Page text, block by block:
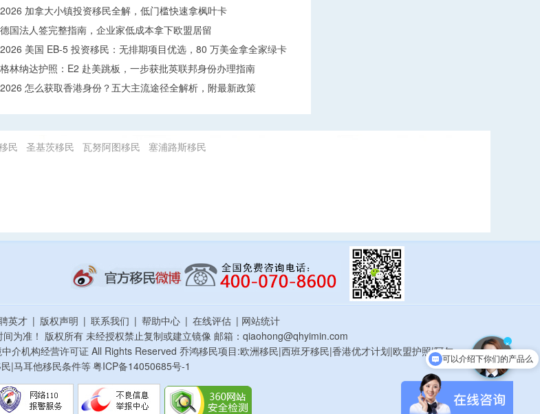
2026 加拿大小镇投资移民全解，低门槛快速拿枫叶卡
德国法人签完整指南，企业家低成本拿下欧盟居留
2026 美国 EB-5 投资移民：无排期项目优选，80 万美金拿全家绿卡
格林纳达护照：E2 赴美跳板，一步获批英联邦身份办理指南
2026 怎么获取香港身份？五大主流途径全解析，附最新政策
民 圣基茨移民 瓦努阿图移民 塞浦路斯移民
英才 | 版权声明 | 联系我们 | 帮助中心 | 在线评估 | 网站统计
为准！ 版权所有 未经授权禁止复制或建立镜像 邮箱：qiaohong@qhyimin.com
介机构经营许可证 All Rights Reserved 乔鸿移民项目:欧洲移民|西班牙移民|香港优才计划|欧盟护照|阿尔
|马耳他移民条件等粤ICP备14050685号-1
×
可以介绍下你们的产品么